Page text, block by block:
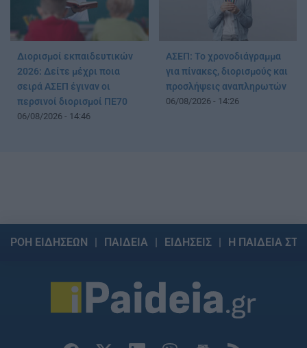
Διορισμοί εκπαιδευτικών
2026: Δείτε μέχρι ποια
σειρά ΑΣΕΠ έγιναν οι
περσινοί διορισμοί ΠΕ70
06/08/2026 - 14:46
ΑΣΕΠ: Το χρονοδιάγραμμα
για πίνακες, διορισμούς και
προσλήψεις αναπληρωτών
06/08/2026 - 14:26
ΡΟΗ ΕΙΔΗΣΕΩΝ ΠΑΙΔΕΙΑ ΕΙΔΗΣΕΙΣ Η ΠΑΙΔΕΙΑ